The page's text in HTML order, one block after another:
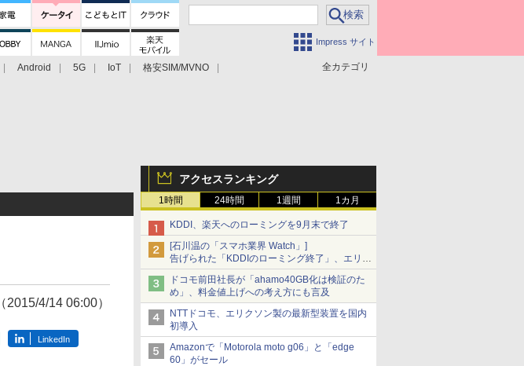
Impress サイト
全カテゴリ
Android 5G IoT
格安SIM/MVNO
アクセスランキング
1時間 24時間 1週間 1カ月
KDDI、楽天へのローミングを9月末で終了
[石川温の「スマホ業界 Watch」]
告げられた「KDDIのローミング終了」、エリア
マップの落とし穴と楽天モバイルの課題
ドコモ前田社長が「ahamo40GB化は検証のた
め」、料金値上げへの考え方にも言及
NTTドコモ、エリクソン製の最新型装置を国内
初導入
Amazonで「Motorola moto g06」と「edge
60」がセール
（2015/4/14 06:00）
LinkedIn